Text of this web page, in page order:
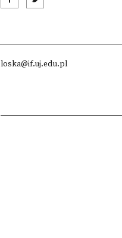
loska@if.uj.edu.pl